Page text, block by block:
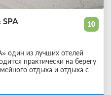
10
один из лучших отелей
практически на берегу
отдыха и отдыха с